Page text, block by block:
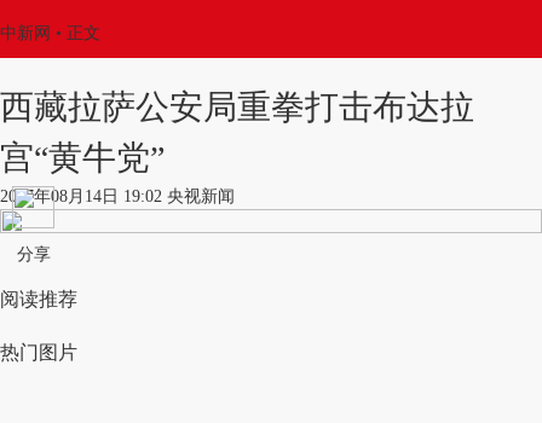
中新网 • 正文
西藏拉萨公安局重拳打击布达拉
宫“黄牛党”
2017年08月14日 19:02 央视新闻
分享
阅读推荐
热门图片